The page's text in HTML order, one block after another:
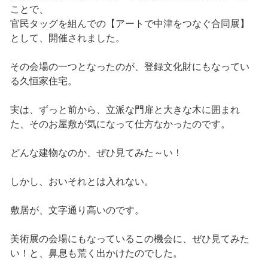
ことで、
官民タッグを組んでの【アートで中津をつなぐ合同展】
として、開催されました。
その会場の一つとなったのが、登録文化財にもなってい
る久恒家住宅。
実は、ずっと前から、立派な門扉と大きな木に囲まれ
た、そのお屋敷が気になって仕方なかったのです。
どんな建物なのか、ぜひ見てみた～い！
しかし、おいそれとは入れない。
敷居が、文字通り高いのです。
美術展の会場にもなっているこの機会に、ぜひ見てみた
い！と、鼻息も荒く出かけたのでした。